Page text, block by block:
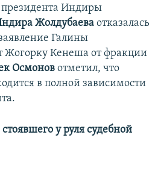
президента Индиры
Жолдубаева отказалась
Галины
Жогорку Кенеша от фракции
Осмонов отметил, что
в полной зависимости
у руля судебной